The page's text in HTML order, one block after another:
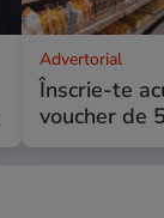
Advertorial
Înscrie-te
voucher de